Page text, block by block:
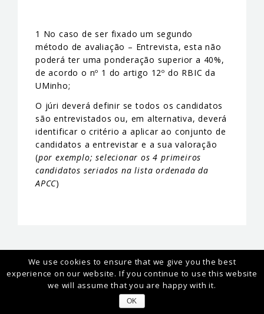
1 No caso de ser fixado um segundo
método de avaliação – Entrevista, esta não
poderá ter uma ponderação superior a 40%,
de acordo o nº 1 do artigo 12º do RBIC da
UMinho;
O júri deverá definir se todos os candidatos
são entrevistados ou, em alternativa, deverá
identificar o critério a aplicar ao conjunto de
candidatos a entrevistar e a sua valoração
(por exemplo; selecionar os 4 primeiros
candidatos seriados na lista ordenada da
APCC)
We use cookies to ensure that we give you the best
experience on our website. If you continue to use this website
we will assume that you are happy with it.
OK